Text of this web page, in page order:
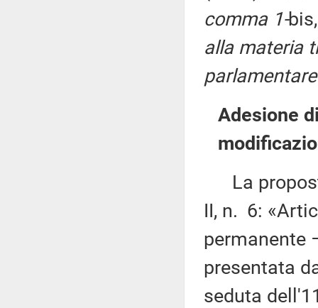
comma 1-
alla materia
Adesione
La
II, n. 6:
permanente
presentata
seduta